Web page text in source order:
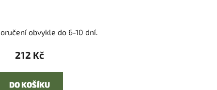
obvykle do 6-10 dní.
212 Kč
DO KOŠÍKU